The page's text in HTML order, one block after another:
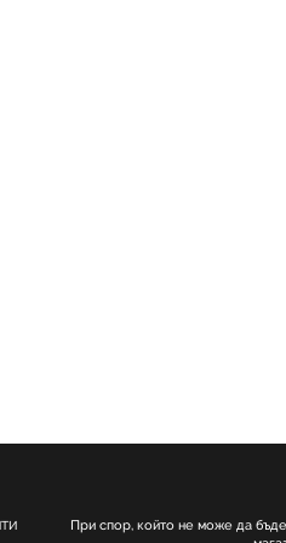
При спор, който не може да